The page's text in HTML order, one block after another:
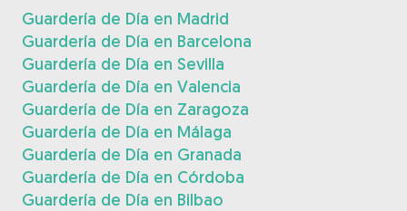
Guardería de Día en Madrid
Guardería de Día en Barcelona
Guardería de Día en Sevilla
Guardería de Día en Valencia
Guardería de Día en Zaragoza
Guardería de Día en Málaga
Guardería de Día en Granada
Guardería de Día en Córdoba
Guardería de Día en Bilbao